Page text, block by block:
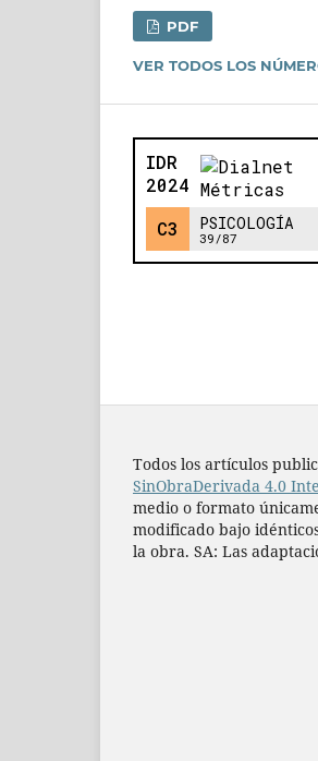
PDF
VER TODOS LOS
Todos los artí­culos
SinObraDerivada 4.0
medio o formato
modificado bajo
la obra. SA: Las